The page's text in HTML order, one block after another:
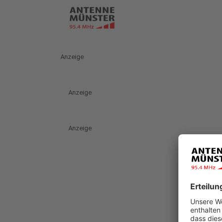
Anzeige
Anzeige
Anzeige